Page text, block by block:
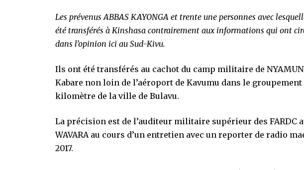
Les prévenus ABBAS KAYONGA et trente une personnes avec
été transférés à Kinshasa contrairement aux informations qui ont
dans l’opinion ici au Sud-Kivu.
Ils ont été transférés au cachot du camp militaire de
Kabare non loin de l’aéroport de Kavumu dans le groupement
kilomètre de la ville de Bulavu.
La précision est de l’auditeur militaire supérieur des FARDC
WAVARA au cours d’un entretien avec un reporter de radio
2017.